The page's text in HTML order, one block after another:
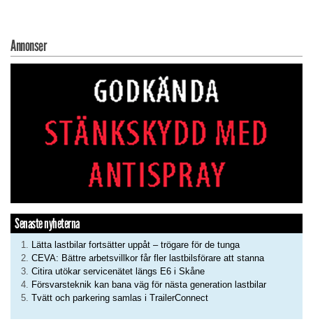
Annonser
Senaste nyheterna
Lätta lastbilar fortsätter uppåt – trögare för de tunga
CEVA: Bättre arbetsvillkor får fler lastbilsförare att stanna
Citira utökar servicenätet längs E6 i Skåne
Försvarsteknik kan bana väg för nästa generation lastbilar
Tvätt och parkering samlas i TrailerConnect